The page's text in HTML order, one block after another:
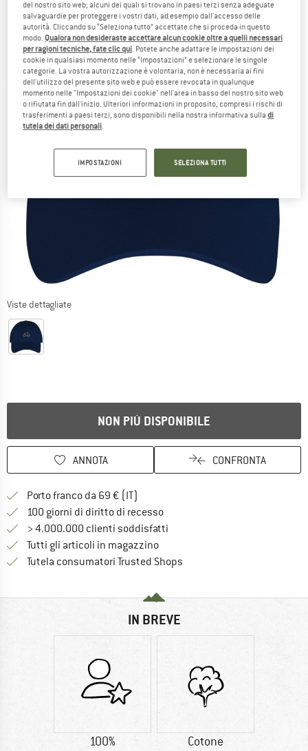
Viste dettagliate
NON PIÙ DISPONIBILE
ANNOTA CONFRONTA
Porto franco da 69 € (IT)
100 giorni di diritto di recessoVai alla politica di recesso qui
> 4.000.000 clienti soddisfatti
Tutti gli articoli in magazzino
Tutela consumatori Trusted Shops
IN BREVE
100%
Cotone
del nostro sito web; alcuni dei quali si trovano in paesi terzi senza adeguate
salvaguardie per proteggere i vostri dati, ad esempio dall'accesso delle
autorità. Cliccando su “Seleziona tutto” accettate che si proceda in questo
modo. Qualora non desideraste accettare alcun cookie oltre a quelli necessari
per ragioni tecniche, fate clic qui. Potete anche adattare le impostazioni dei
cookie in qualsiasi momento nelle “Impostazioni” e selezionare le singole
categorie. La vostra autorizzazione è volontaria, non è necessaria ai fini
dell'utilizzo del presente sito web e può essere revocata in qualunque
momento nelle "Impostazioni dei cookie" nell'area in basso del nostro sito web
o rifiutata fin dall'inizio. Ulteriori informazioni in proposito, compresi i rischi di
trasferimenti a paesi terzi, sono disponibili nella nostra informativa sulladi
tutela dei dati personali.
IMPOSTAZIONI SELEZIONA TUTTI